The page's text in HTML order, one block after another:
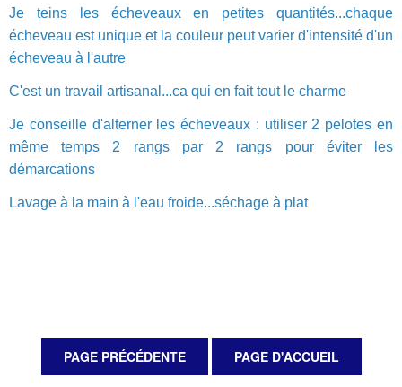
Je teins les écheveaux en petites quantités...chaque
écheveau est unique et la couleur peut varier d'intensité d'un
écheveau à l'autre
C'est un travail artisanal...ca qui en fait tout le charme
Je conseille d'alterner les écheveaux : utiliser 2 pelotes en
même temps 2 rangs par 2 rangs pour éviter les
démarcations
Lavage à la main à l'eau froide...séchage à plat